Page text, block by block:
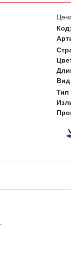
Код:
Вид
Тип